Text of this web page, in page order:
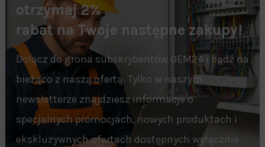
otrzymaj 2%
rabat na Twoje następne zakupy!
Dołącz do grona subskrybentów OEM24 i bądź na
bieżąco z naszą ofertą. Tylko w naszym
newsletterze znajdziesz informacje o
specjalnych promocjach, nowych produktach i
ekskluzywnych ofertach dostępnych wyłącznie